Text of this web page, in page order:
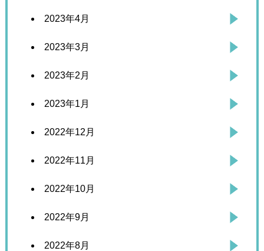
2023年4月
2023年3月
2023年2月
2023年1月
2022年12月
2022年11月
2022年10月
2022年9月
2022年8月